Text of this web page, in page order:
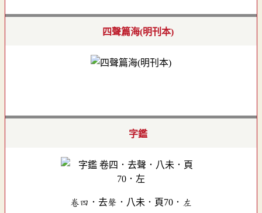
四聲篇海(明刊本)
字鑑
卷四．去聲．八未．頁70．左